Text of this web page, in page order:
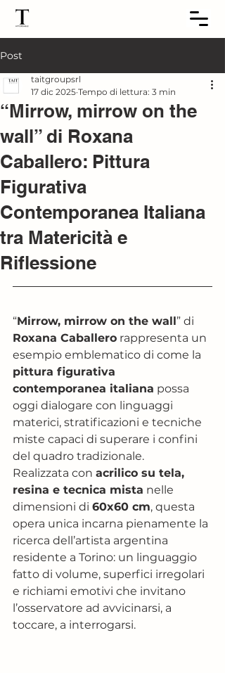
Post
“Mirrow, mirrow on the
wall” di Roxana
Caballero: Pittura
Figurativa
Contemporanea Italiana
tra Matericità e
Riflessione
taitgroupsrl
17 dic 2025 Tempo di lettura: 3 min
“Mirrow, mirrow on the wall” di
Roxana Caballero rappresenta un
esempio emblematico di come la
pittura figurativa
contemporanea italiana possa
oggi dialogare con linguaggi
materici, stratificazioni e tecniche
miste capaci di superare i confini
del quadro tradizionale.
Realizzata con acrilico su tela,
resina e tecnica mista nelle
dimensioni di 60x60 cm, questa
opera unica incarna pienamente la
ricerca dell’artista argentina
residente a Torino: un linguaggio
fatto di volume, superfici irregolari
e richiami emotivi che invitano
l’osservatore ad avvicinarsi, a
toccare, a interrogarsi.